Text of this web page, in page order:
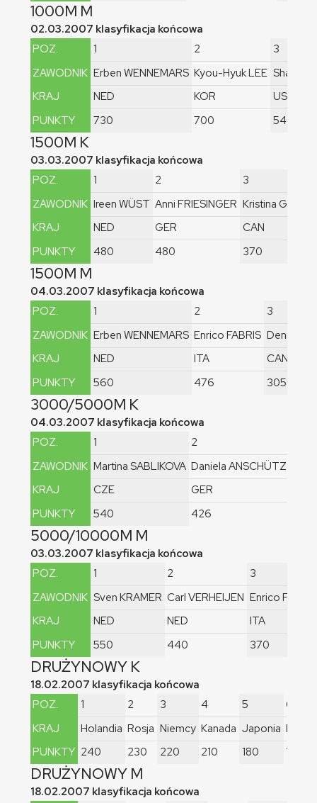
1000M M
02.03.2007 klasyfikacja końcowa
POZ.
ZAWODNIK
KRAJ
PUNKTY
1
Erben WENNEMARS
NED
730
2
Kyou-Hyuk LEE
KOR
700
3
Shani
USA
540
1500M K
03.03.2007 klasyfikacja końcowa
POZ.
ZAWODNIK
KRAJ
PUNKTY
1
Ireen WÜST
NED
480
2
Anni FRIESINGER
GER
480
3
Kristina
CAN
370
1500M M
04.03.2007 klasyfikacja końcowa
POZ.
ZAWODNIK
KRAJ
PUNKTY
1
Erben WENNEMARS
NED
560
2
Enrico FABRIS
ITA
476
3
Denny
CAN
305
3000/5000M K
04.03.2007 klasyfikacja końcowa
POZ.
ZAWODNIK
KRAJ
PUNKTY
1
Martina SABLIKOVA
CZE
540
2
Daniela ANSCHÜTZ
GER
426
5000/10000M M
03.03.2007 klasyfikacja końcowa
POZ.
ZAWODNIK
KRAJ
PUNKTY
1
Sven KRAMER
NED
550
2
Carl VERHEIJEN
NED
440
3
Enrico FABRIS
ITA
370
DRUŻYNOWY K
18.02.2007 klasyfikacja końcowa
POZ.
KRAJ
PUNKTY
1
Holandia
240
2
Rosja
230
3
Niemcy
220
4
Kanada
210
5
Japonia
180
6
Polska
126
DRUŻYNOWY M
18.02.2007 klasyfikacja końcowa